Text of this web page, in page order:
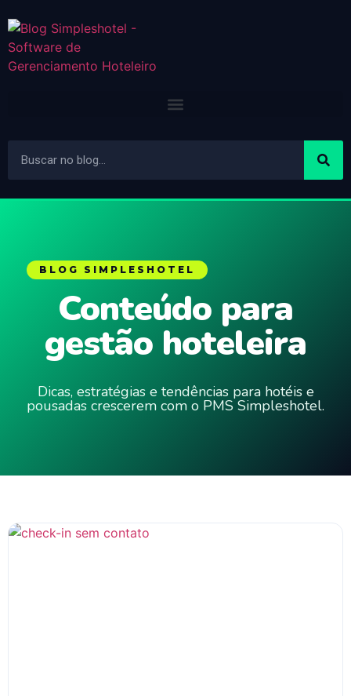
BLOG SIMPLESHOTEL
Conteúdo para
gestão hoteleira
Dicas, estratégias e tendências para hotéis e
pousadas crescerem com o PMS Simpleshotel.